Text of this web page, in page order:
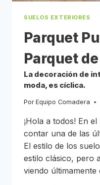
SUELOS EXTERIORES
Parquet
Parquet
La decoración de
moda, es cíclica.
Por Equipo Comadera
¡Hola a todos! En
contar una de las
El estilo de los
estilo clásico, pero
viendo